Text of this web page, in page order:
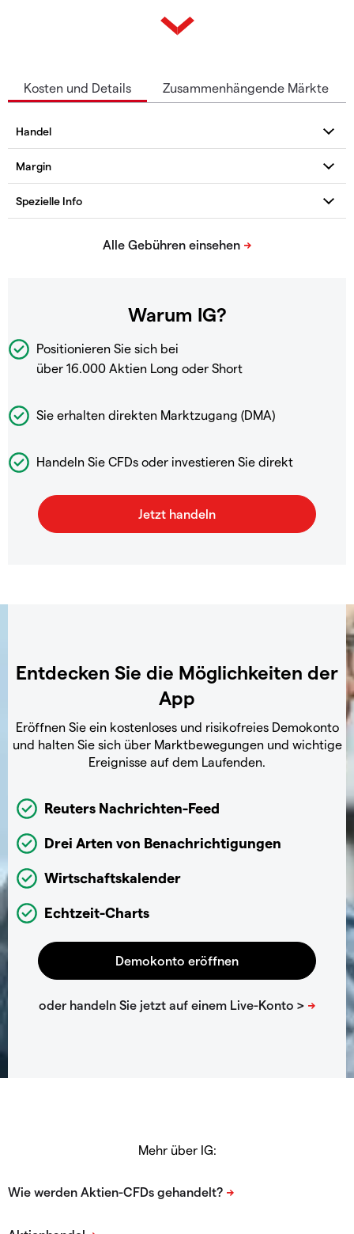
Kosten und Details Zusammenhängende Märkte
Warum IG?
Positionieren Sie sich bei
über 16.000 Aktien Long oder Short
Sie erhalten direkten Marktzugang (DMA)
Handeln Sie CFDs oder investieren Sie direkt
Entdecken Sie die Möglichkeiten der
App
Eröffnen Sie ein kostenloses und risikofreies Demokonto
und halten Sie sich über Marktbewegungen und wichtige
Ereignisse auf dem Laufenden.
Reuters Nachrichten-Feed
Drei Arten von Benachrichtigungen
Wirtschaftskalender
Echtzeit-Charts
Mehr über IG: